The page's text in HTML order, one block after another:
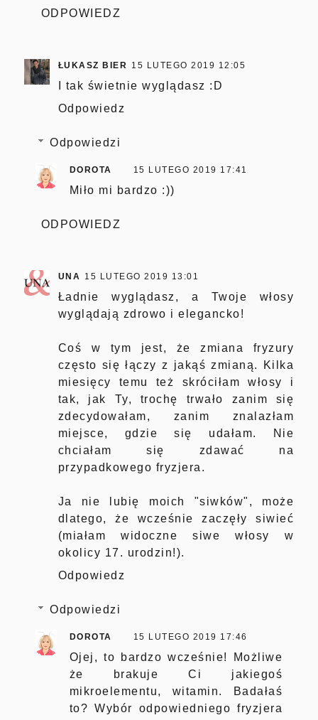
ODPOWIEDZ
ŁUKASZ BIER 15 LUTEGO 2019 12:05
I tak świetnie wyglądasz :D
Odpowiedz
Odpowiedzi
DOROTA 15 LUTEGO 2019 17:41
Miło mi bardzo :))
ODPOWIEDZ
UNA 15 LUTEGO 2019 13:01
Ładnie wyglądasz, a Twoje włosy
wyglądają zdrowo i elegancko!
Coś w tym jest, że zmiana fryzury
często się łączy z jakąś zmianą. Kilka
miesięcy temu też skróciłam włosy i
tak, jak Ty, trochę trwało zanim się
zdecydowałam, zanim znalazłam
miejsce, gdzie się udałam. Nie
chciałam się zdawać na
przypadkowego fryzjera.
Ja nie lubię moich "siwków", może
dlatego, że wcześnie zaczęły siwieć
(miałam widoczne siwe włosy w
okolicy 17. urodzin!).
Odpowiedz
Odpowiedzi
DOROTA 15 LUTEGO 2019 17:46
Ojej, to bardzo wcześnie! Możliwe
że brakuje Ci jakiegoś
mikroelementu, witamin. Badałaś
to? Wybór odpowiedniego fryzjera